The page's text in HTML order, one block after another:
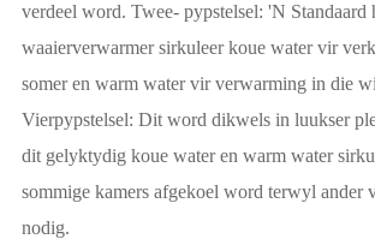
verdeel word. Twee- pypstelsel: 'N Standaard
waaierverwarmer sirkuleer koue water vir
somer en warm water vir verwarming in die
Vierpypstelsel: Dit word dikwels in luukser
dit gelyktydig koue water en warm water
sommige kamers afgekoel word terwyl ander
nodig.